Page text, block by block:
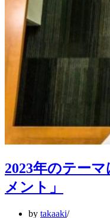
2023年のテー
メント」
by takaaki